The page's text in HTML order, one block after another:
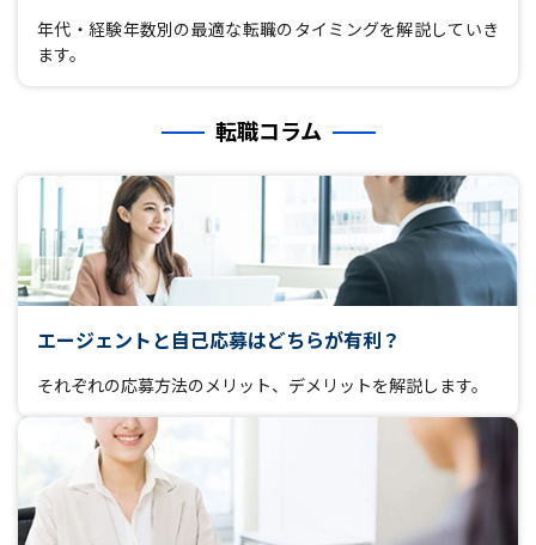
年代・経験年数別の最適な転職のタイミングを解説していき
ます。
転職コラム
エージェントと自己応募はどちらが有利？
それぞれの応募方法のメリット、デメリットを解説します。